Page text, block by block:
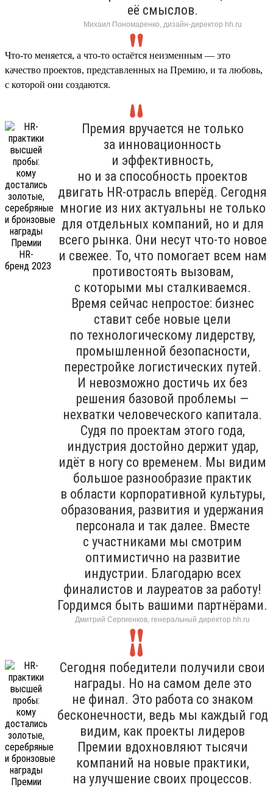
её смыслов.
Михаил Пономаренко, дизайн-директор hh.ru
Что-то меняется, а что-то остаётся неизменным — это
качество проектов, представленных на Премию, и та любовь,
с которой они создаются.
Премия вручается не только
за инновационность
и эффективность,
но и за способность проектов
двигать HR-отрасль вперёд. Сегодня
многие из них актуальны не только
для отдельных компаний, но и для
всего рынка. Они несут что-то новое
и свежее. То, что помогает всем нам
противостоять вызовам,
с которыми мы сталкиваемся.
Время сейчас непростое: бизнес
ставит себе новые цели
по технологическому лидерству,
промышленной безопасности,
перестройке логистических путей.
И невозможно достичь их без
решения базовой проблемы —
нехватки человеческого капитала.
Судя по проектам этого года,
индустрия достойно держит удар,
идёт в ногу со временем. Мы видим
большое разнообразие практик
в области корпоративной культуры,
образования, развития и удержания
персонала и так далее. Вместе
с участниками мы смотрим
оптимистично на развитие
индустрии. Благодарю всех
финалистов и лауреатов за работу!
Гордимся быть вашими партнёрами.
Дмитрий Сергиенков, генеральный директор hh.ru
Сегодня победители получили свои
награды. Но на самом деле это
не финал. Это работа со знаком
бесконечности, ведь мы каждый год
видим, как проекты лидеров
Премии вдохновляют тысячи
компаний на новые практики,
на улучшение своих процессов.